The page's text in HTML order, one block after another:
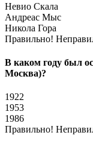
Невио Скала
Андреас Мыс
Никола Гора
Правильно!
В каком году был
Москва)?
1922
1953
1986
Правильно!